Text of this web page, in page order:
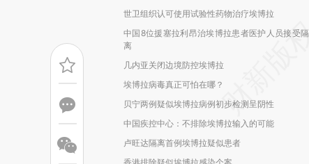
世卫组织认可使用试验性药物治疗埃博拉
中国8位援塞拉利昂治埃博拉患者医护人员接受隔
离
几内亚关闭边境防控埃博拉
埃博拉病毒真正可怕在哪？
贝宁两例疑似埃博拉病例初步检测呈阴性
中国疾控中心：不排除埃博拉输入的可能
卢旺达隔离首例埃博拉疑似患者